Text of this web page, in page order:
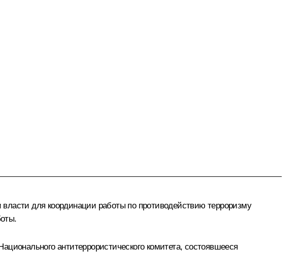
для координации работы по противодействию терроризму
антитеррористического комитета, состоявшееся